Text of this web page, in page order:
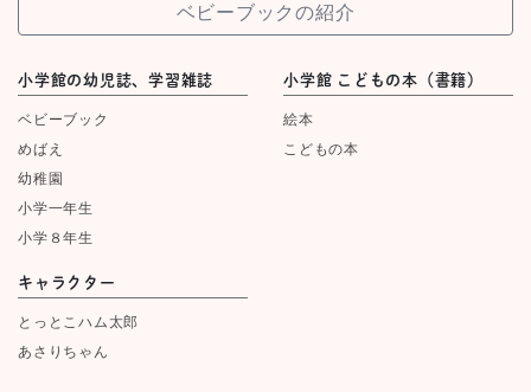
ベビーブックの紹介
小学館の幼児誌、学習雑誌
ベビーブック
めばえ
幼稚園
小学一年生
小学８年生
小学館 こどもの本（書籍）
絵本
こどもの本
キャラクター
とっとこハム太郎
あさりちゃん